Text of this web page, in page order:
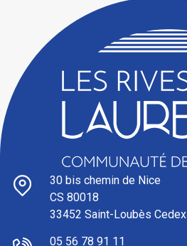
30 bis chemin de Nice
CS 80018
33452 Saint-Loubès Cedex
05 56 78 91 11